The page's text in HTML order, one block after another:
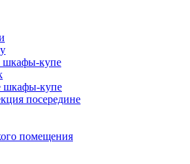
шкафы-купе
шкафы-купе
посередине
помещения